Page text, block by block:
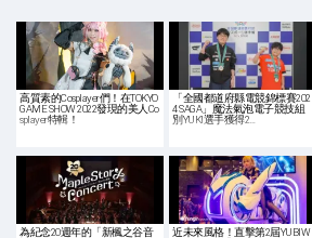
高質素的Cosplayer們！在TOKYO
GAME SHOW 2022發現的美人Co
splayer特輯！
「全國都道府縣電競錦標賽202
4 SAGA」魔法氣泡電子競技組
別YUKI選手獲得2…
為紀念20週年的「新楓之谷音
近未來風格！直擊第2屆YUBIW